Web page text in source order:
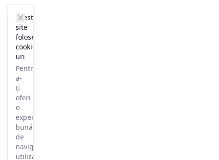
Acest
site
folosește
cookie-
uri
Pentru
a-
ți
oferi
o
experiență
bună
de
navigare,
utilizăm
cookie_notice.clos3